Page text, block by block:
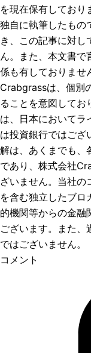
を現在保有しており
独自に執筆したも
き、この記事に対し
ん。また、本文書で
係も有しておりませ
Crabgrassは、個別
ることを意図して
は、日本においてラ
は投資銀行ではござ
解は、あくまでも、
であり、株式会社
ざいません。当社の
を含む独立したブロ
的機関等からの金融
ございます。また、
ではございません。
コメント